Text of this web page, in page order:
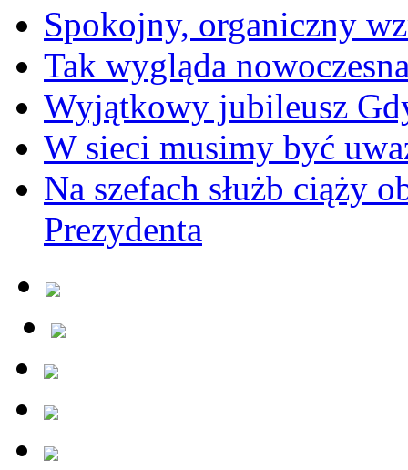
Spokojny, organiczny
Tak wygląda
Wyjątkowy jubileusz
W sieci musimy być
Na szefach służb ciąży
Prezydenta